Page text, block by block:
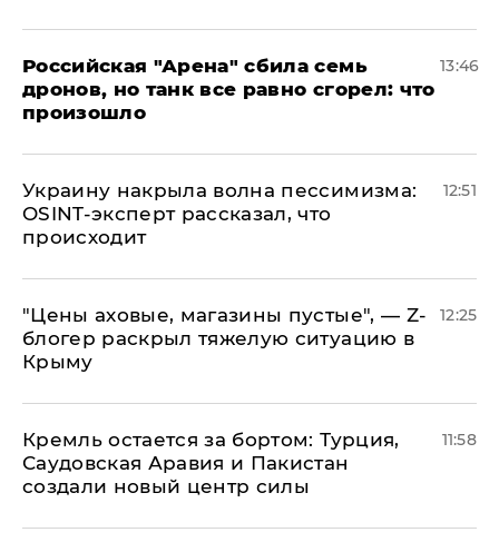
​Российская "Арена" сбила семь
дронов, но танк все равно сгорел: что
произошло
13:46
​Украину накрыла волна пессимизма:
OSINT-эксперт рассказал, что
происходит
12:51
​"Цены аховые, магазины пустые", — Z-
блогер раскрыл тяжелую ситуацию в
Крыму
12:25
​Кремль остается за бортом: Турция,
Саудовская Аравия и Пакистан
создали новый центр силы
11:58